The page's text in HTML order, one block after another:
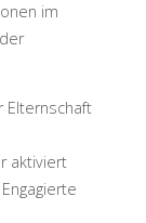
im
Elternschaft
aktiviert